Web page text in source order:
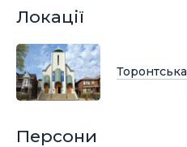
Локації
Персони